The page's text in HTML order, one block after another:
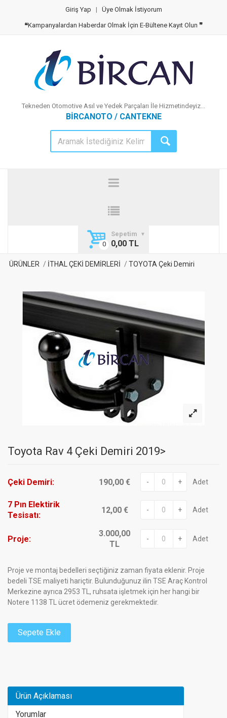
Giriş Yap | Üye Olmak İstiyorum
❝Kampanyalardan Haberdar Olmak İçin E-Bültene Kayıt Olun ❞
Tekneden Otomotive Asıl ve Yedek Parçaları İle Hizmetindeyiz...
BİRCANOTO / CANTEKNE
Sepetim
0,00 TL
ÜRÜNLER İTHAL ÇEKİ DEMİRLERİ TOYOTA Çeki Demiri
Toyota Rav 4 Çeki Demiri 2019>
Çeki Demiri: 190,00 € - + Adet
7 Pın Elektirik
Tesisatı:
12,00 € - + Adet
Proje:
3.000,00
TL
- + Adet
Proje ve montaj bedelleri seçtiğiniz zaman fiyata eklenir. Proje
bedeli TSE maliyeti hariçtir. Bulunduğunuz ilin TSE Araç Kontrol
Merkezine ayrıca 2953 TL, ruhsata işletmek için her hangi bir
Notere 1138 TL ücret ödemeniz gerekmektedir.
Sepete Ekle
Ürün Açıklaması
Yorumlar